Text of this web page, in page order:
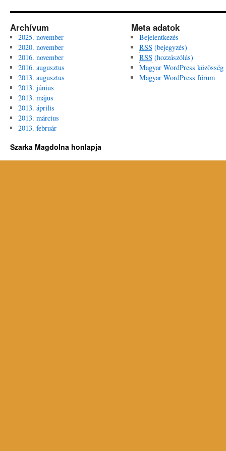
Archívum
2025. november
2020. november
2016. november
2016. augusztus
2013. augusztus
2013. június
2013. május
2013. április
2013. március
2013. február
Meta adatok
Bejelentkezés
RSS (bejegyzés)
RSS (hozzászólás)
Magyar WordPress közösség
Magyar WordPress fórum
Szarka Magdolna honlapja